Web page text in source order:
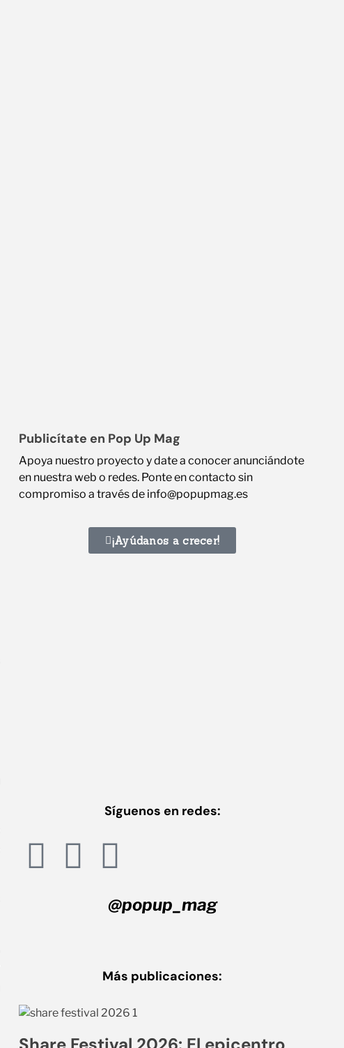
Publicítate en Pop Up Mag
Apoya nuestro proyecto y date a conocer anunciándote
en nuestra web o redes. Ponte en contacto sin
compromiso a través de info@popupmag.es
¡Ayúdanos a crecer!
Síguenos en redes:
@popup_mag
Más publicaciones: